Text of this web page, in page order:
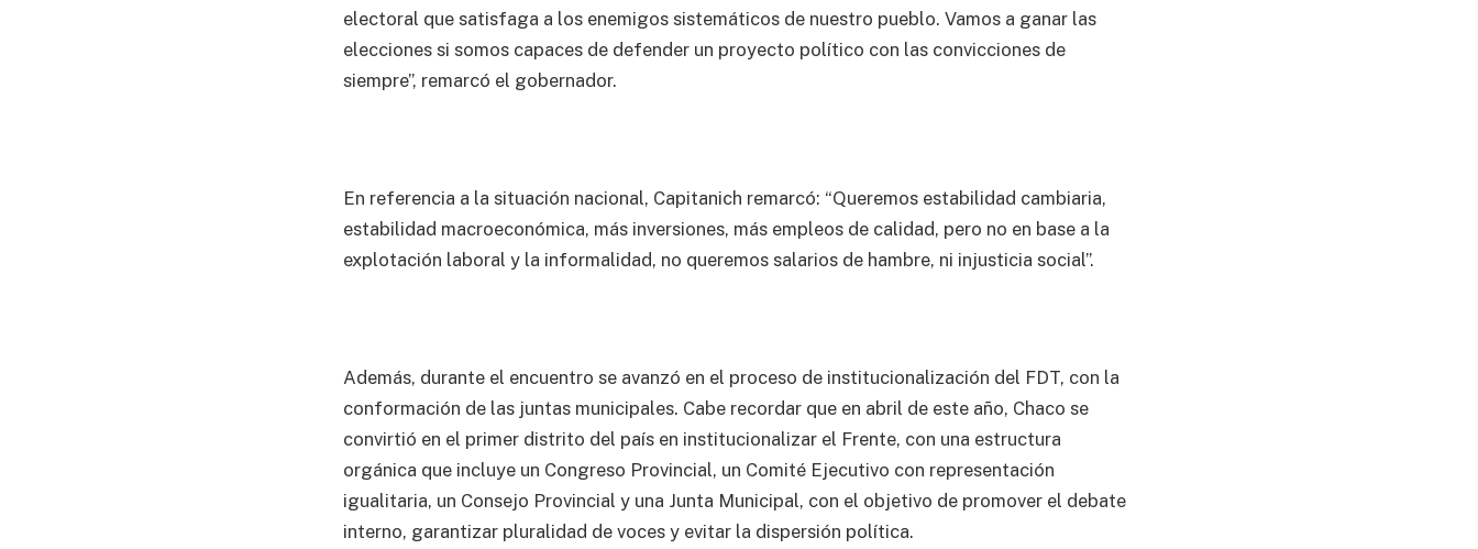
electoral que satisfaga a los enemigos sistemáticos de nuestro pueblo. Vamos a ganar las
elecciones si somos capaces de defender un proyecto político con las convicciones de
siempre”, remarcó el gobernador.
En referencia a la situación nacional, Capitanich remarcó: “Queremos estabilidad cambiaria,
estabilidad macroeconómica, más inversiones, más empleos de calidad, pero no en base a la
explotación laboral y la informalidad, no queremos salarios de hambre, ni injusticia social”.
Además, durante el encuentro se avanzó en el proceso de institucionalización del FDT, con la
conformación de las juntas municipales. Cabe recordar que en abril de este año, Chaco se
convirtió en el primer distrito del país en institucionalizar el Frente, con una estructura
orgánica que incluye un Congreso Provincial, un Comité Ejecutivo con representación
igualitaria, un Consejo Provincial y una Junta Municipal, con el objetivo de promover el debate
interno, garantizar pluralidad de voces y evitar la dispersión política.